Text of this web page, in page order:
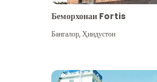
Беморхонаи Fortis
Бангалор,Ҳиндустон